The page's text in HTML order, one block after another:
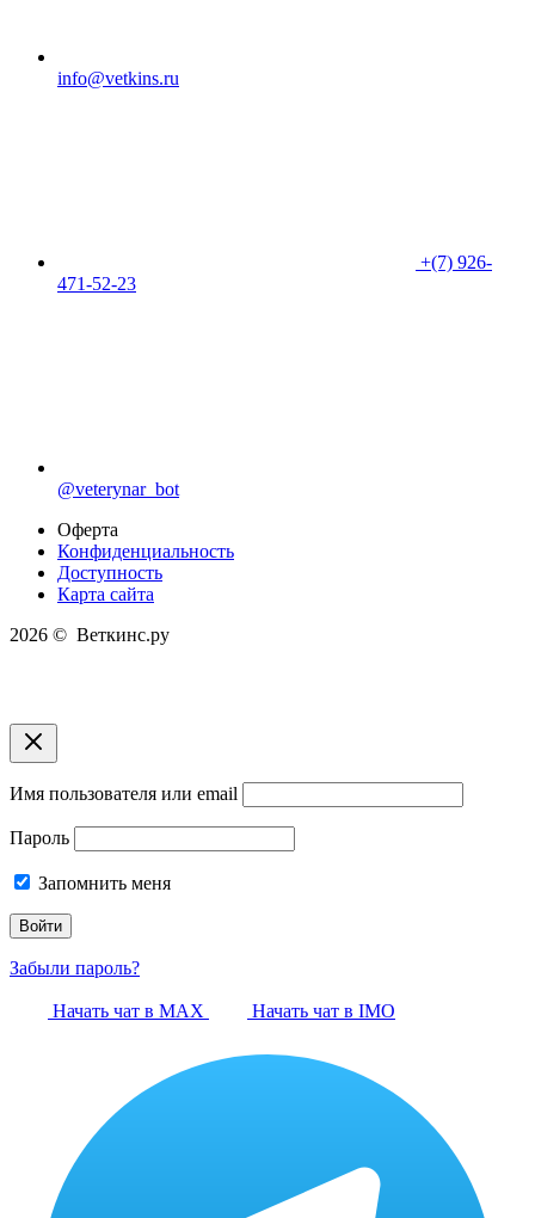
info@vetkins.ru
+(7) 926-
471-52-23
@veterynar_bot
Оферта
Конфиденциальность
Доступность
Карта сайта
2026 © Веткинс.ру
Имя пользователя или email
Пароль
Запомнить меня
Забыли пароль?
Начать чат в MAX Начать чат в IMO